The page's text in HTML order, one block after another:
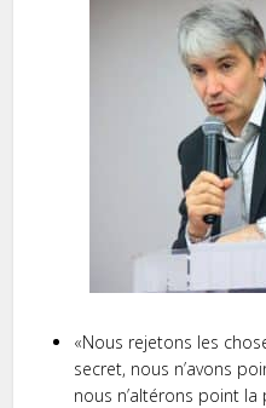
«Nous rejetons les
secret, nous n’avons
nous n’altérons point